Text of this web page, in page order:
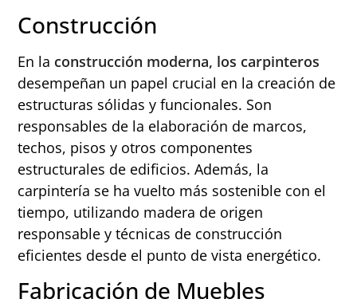
Construcción
En la construcción moderna, los carpinteros
desempeñan un papel crucial en la creación de
estructuras sólidas y funcionales. Son
responsables de la elaboración de marcos,
techos, pisos y otros componentes
estructurales de edificios. Además, la
carpintería se ha vuelto más sostenible con el
tiempo, utilizando madera de origen
responsable y técnicas de construcción
eficientes desde el punto de vista energético.
Fabricación de Muebles